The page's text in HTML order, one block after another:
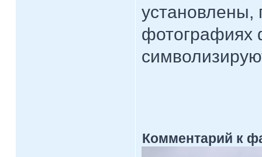
установлены,
фотографиях
Комментарий к